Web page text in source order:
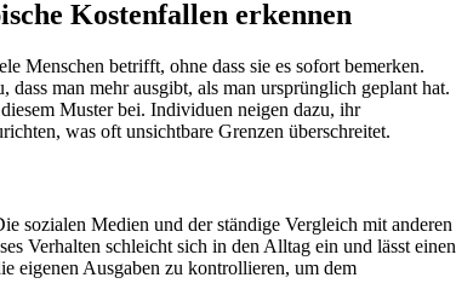
Kostenfallen erkennen
Menschen betrifft, ohne dass sie es sofort bemerken.
man mehr ausgibt, als man ursprünglich geplant hat.
Muster bei. Individuen neigen dazu, ihr
was oft unsichtbare Grenzen überschreitet.
sozialen Medien und der ständige Vergleich mit anderen
Verhalten schleicht sich in den Alltag ein und lässt einen
eigenen Ausgaben zu kontrollieren, um dem